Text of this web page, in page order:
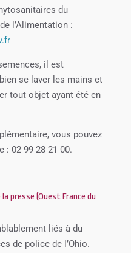
du
l’Alimentation :
il est
se laver les mains et
tout objet ayant été en
vous pouvez
: 02 99 28 21 00.
presse (Ouest France du
liés à du
de police de l’Ohio.